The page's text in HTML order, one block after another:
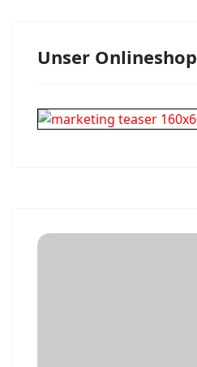
Unser Onlineshop